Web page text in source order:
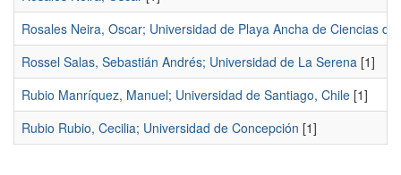
Rosales Neira, Oscar; Universidad de Playa Ancha de Ciencias
Rossel Salas, Sebastián Andrés; Universidad de La Serena [1]
Rubio Manríquez, Manuel; Universidad de Santiago, Chile [1]
Rubio Rubio, Cecilia; Universidad de Concepción [1]